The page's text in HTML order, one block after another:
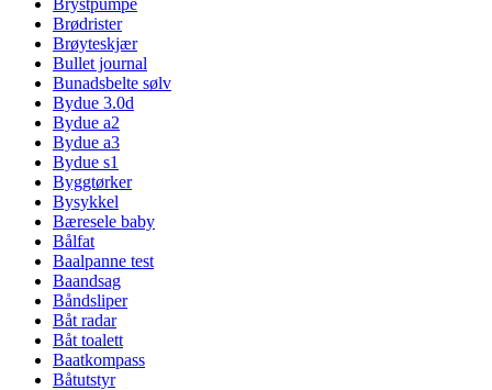
Brystpumpe
Brødrister
Brøyteskjær
Bullet journal
Bunadsbelte sølv
Bydue 3.0d
Bydue a2
Bydue a3
Bydue s1
Byggtørker
Bysykkel
Bæresele baby
Bålfat
Baalpanne test
Baandsag
Båndsliper
Båt radar
Båt toalett
Baatkompass
Båtutstyr